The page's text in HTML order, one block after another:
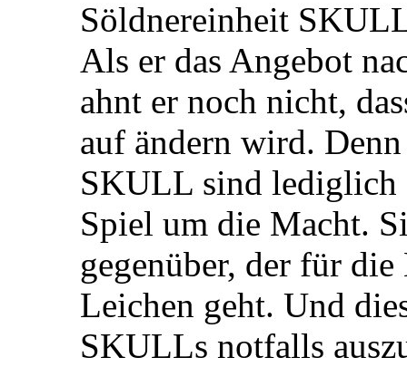
Söldnereinheit
Als er das Angebot
ahnt er noch nicht,
auf ändern wird.
SKULL sind lediglich
Spiel um die Macht.
gegenüber, der für
Leichen geht. Und
SKULLs notfalls